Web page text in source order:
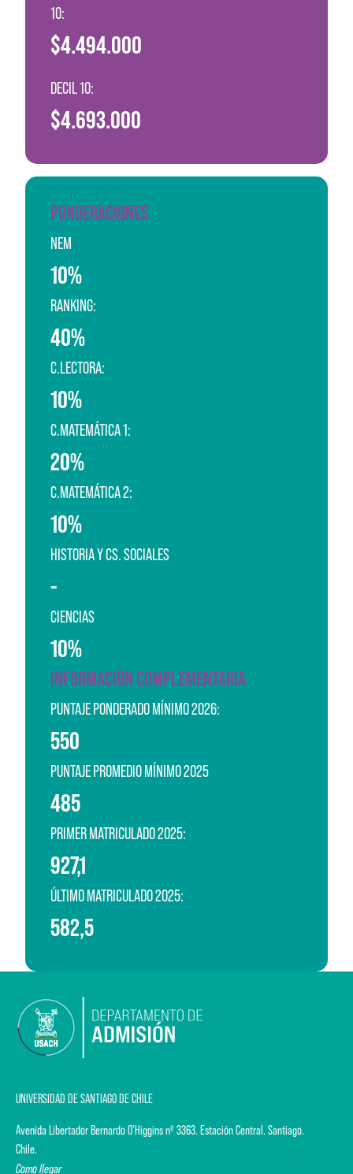
10:
$4.494.000
DECIL 10:
$4.693.000
PONDERACIONES
NEM
10%
RANKING:
40%
C.LECTORA:
10%
C.MATEMÁTICA 1:
20%
C.MATEMÁTICA 2:
10%
HISTORIA Y CS. SOCIALES
-
CIENCIAS
10%
INFORMACIÓN COMPLEMENTARIA
PUNTAJE PONDERADO MÍNIMO 2026:
550
PUNTAJE PROMEDIO MÍNIMO 2025
485
PRIMER MATRICULADO 2025:
927,1
ÚLTIMO MATRICULADO 2025:
582,5
UNIVERSIDAD DE SANTIAGO DE CHILE
Avenida Libertador Bernardo O'Higgins nº 3363. Estación Central. Santiago.
Chile.
Como llegar